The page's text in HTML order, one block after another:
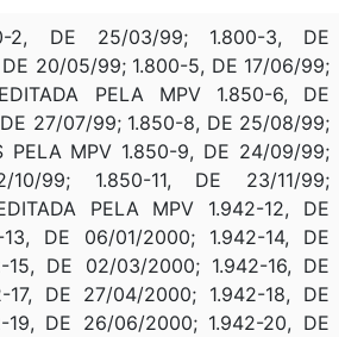
2, DE 25/03/99; 1.800-3, DE
20/05/99; 1.800-5, DE 17/06/99;
PELA MPV 1.850-6, DE
27/07/99; 1.850-8, DE 25/08/99;
PELA MPV 1.850-9, DE 24/09/99;
10/99; 1.850-11, DE 23/11/99;
PELA MPV 1.942-12, DE
13, DE 06/01/2000; 1.942-14, DE
15, DE 02/03/2000; 1.942-16, DE
17, DE 27/04/2000; 1.942-18, DE
19, DE 26/06/2000; 1.942-20, DE